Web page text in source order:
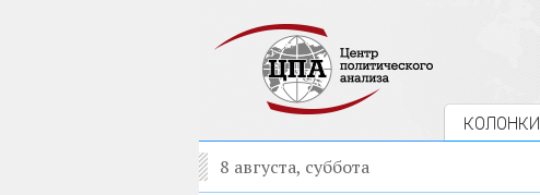
КОЛОНКИ
8 августа, суббота